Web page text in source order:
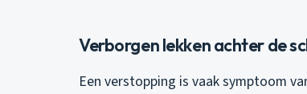
Verborgen lekken achter de
Een verstopping is vaak symptoom